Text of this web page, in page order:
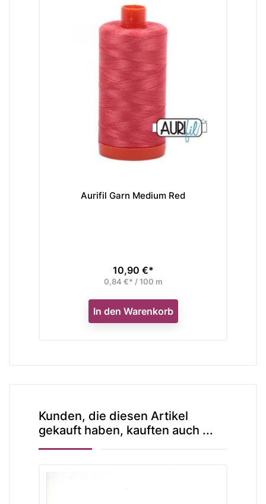
Aurifil Garn Medium Red
Preis
10,90 €*
0,84 €* / 100 m
In den Warenkorb
Kunden, die diesen Artikel
gekauft haben, kauften auch ...